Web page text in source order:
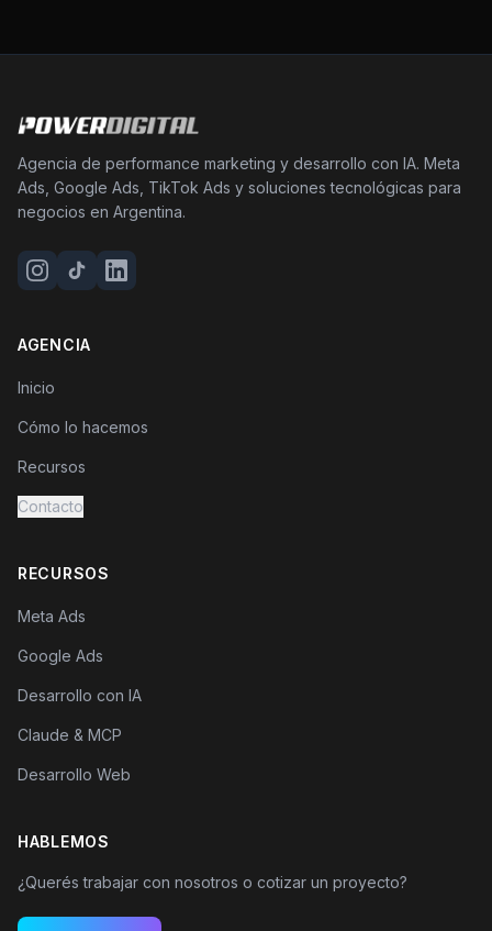
Agencia de performance marketing y desarrollo con IA. Meta
Ads, Google Ads, TikTok Ads y soluciones tecnológicas para
negocios en Argentina.
AGENCIA
Inicio
Cómo lo hacemos
Recursos
Contacto
RECURSOS
Meta Ads
Google Ads
Desarrollo con IA
Claude & MCP
Desarrollo Web
HABLEMOS
¿Querés trabajar con nosotros o cotizar un proyecto?